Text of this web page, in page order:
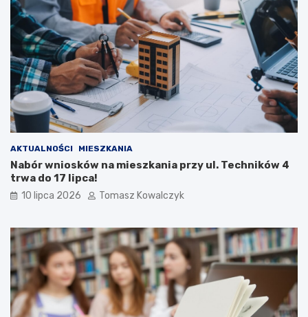
AKTUALNOŚCI MIESZKANIA
Nabór wniosków na mieszkania przy ul. Techników 4
trwa do 17 lipca!
10 lipca 2026 Tomasz Kowalczyk